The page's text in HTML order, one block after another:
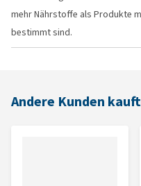
mehr Nährstoffe als Produkte
bestimmt sind.
Andere Kunden